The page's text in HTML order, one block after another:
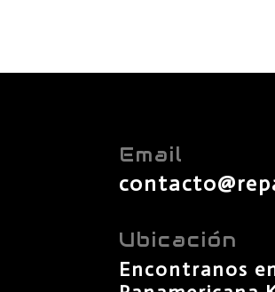
Email
Ubicación
Encontranos